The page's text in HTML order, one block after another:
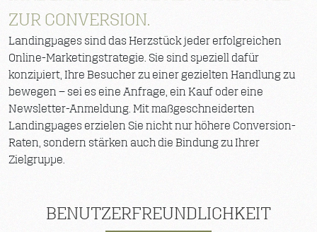
ZUR CONVERSION.
Landingpages sind das Herzstück jeder erfolgreichen
Online-Marketingstrategie. Sie sind speziell dafür
konzipiert, Ihre Besucher zu einer gezielten Handlung zu
bewegen – sei es eine Anfrage, ein Kauf oder eine
Newsletter-Anmeldung. Mit maßgeschneiderten
Landingpages erzielen Sie nicht nur höhere Conversion-
Raten, sondern stärken auch die Bindung zu Ihrer
Zielgruppe.
BENUTZERFREUNDLICHKEIT